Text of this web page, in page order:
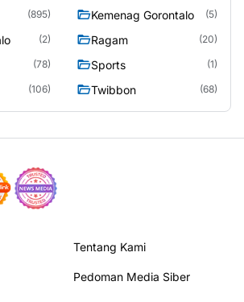
(895) Kemenag Gorontalo (5)
(2) Ragam (20)
(78) Sports (1)
(106) Twibbon (68)
Tentang Kami
Pedoman Media Siber